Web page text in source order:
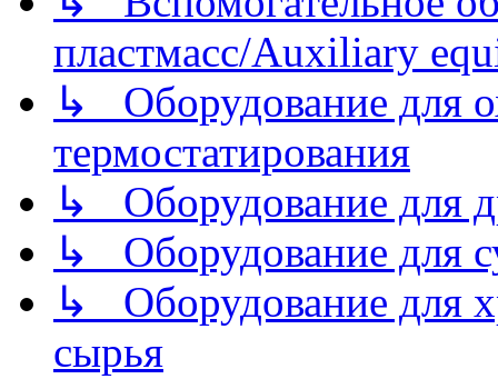
пластмасс/Auxiliary
↳ Оборудование для
термостатирования
↳ Оборудование для
↳ Оборудование для
↳ Оборудование для
сырья